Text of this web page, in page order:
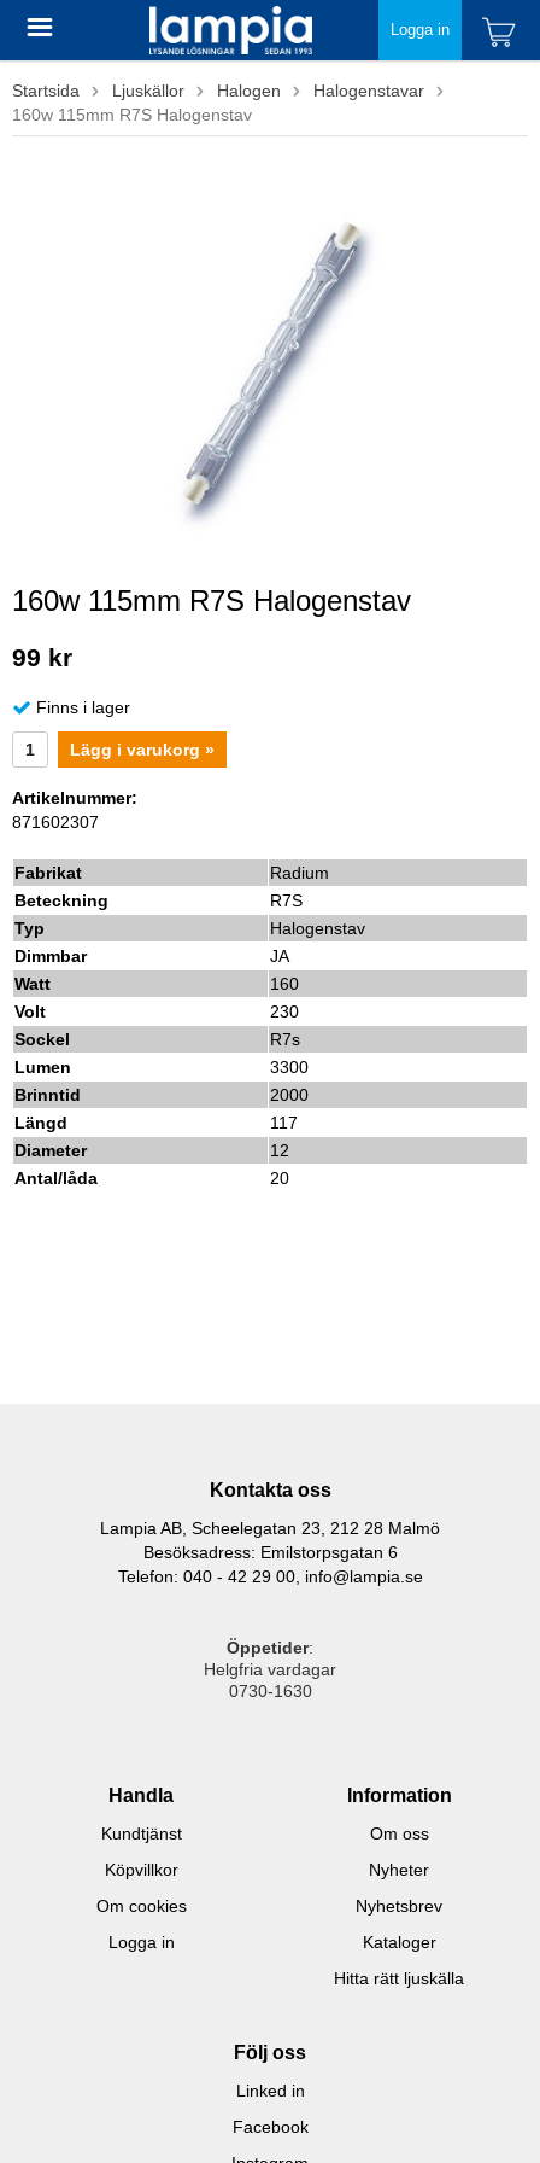
Logga in
Startsida Ljuskällor Halogen
Halogenstavar
160w 115mm R7S Halogenstav
160w 115mm R7S Halogenstav
99 kr
Finns i lager
Lägg i varukorg »
Artikelnummer:
871602307
Fabrikat
Radium
Beteckning
R7S
Typ
Halogenstav
Dimmbar
JA
Watt
160
Volt
230
Sockel
R7s
Lumen
3300
Brinntid
2000
Längd
117
Diameter
12
Antal/låda
20
Kontakta oss
Lampia AB, Scheelegatan 23, 212 28 Malmö
Besöksadress: Emilstorpsgatan 6
Telefon: 040 - 42 29 00, info@lampia.se
Öppetider:
Helgfria vardagar
0730-1630
Handla
Kundtjänst
Köpvillkor
Om cookies
Logga in
Information
Om oss
Nyheter
Nyhetsbrev
Kataloger
Hitta rätt ljuskälla
Följ oss
Linked in
Facebook